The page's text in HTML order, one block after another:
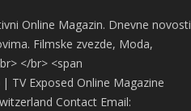
Online Magazin. Dnevne novosti
Filmske zvezde, Moda,
</br> <span
TV Exposed Online Magazine
Contact Email: